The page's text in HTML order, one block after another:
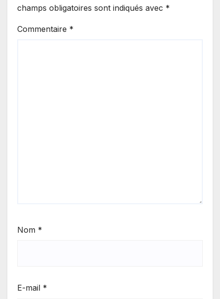
champs obligatoires sont indiqués avec *
Commentaire *
Nom *
E-mail *